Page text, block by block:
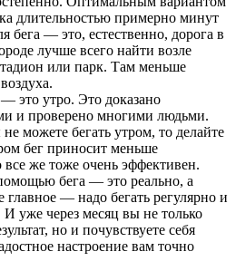
длительностью примерно минут
бега — это, естественно, дорога в
лучше всего найти возле
или парк. Там меньше
это утро. Это доказано
и проверено многими людьми.
можете бегать утром, то делайте
бег приносит меньше
все же тоже очень эффективен.
бега — это реально, а
главное — надо бегать регулярно и
уже через месяц вы не только
но и почувствуете себя
настроение вам точно